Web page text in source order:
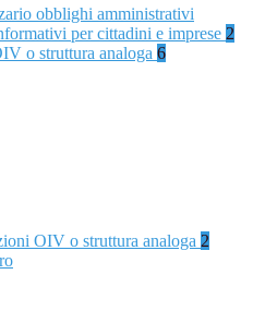
obblighi amministrativi
per cittadini e imprese 2
o struttura analoga 6
OIV o struttura analoga 2